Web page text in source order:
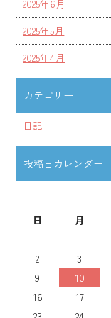
2025年6月
2025年5月
2025年4月
カテゴリー
日記
投稿日カレンダー
日
月
2
3
9
10
16
17